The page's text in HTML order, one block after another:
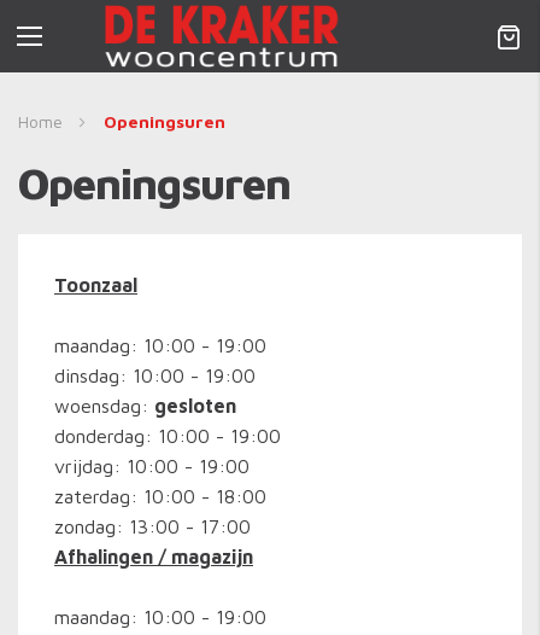
Nav
activeren
Home Openingsuren
Openingsuren
Toonzaal
maandag: 10:00 - 19:00
dinsdag: 10:00 - 19:00
woensdag: gesloten
donderdag: 10:00 - 19:00
vrijdag: 10:00 - 19:00
zaterdag: 10:00 - 18:00
zondag: 13:00 - 17:00
Afhalingen / magazijn
maandag: 10:00 - 19:00